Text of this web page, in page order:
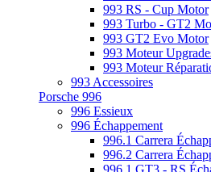
993 RS - Cup Motor
993 Turbo - GT2
993 GT2 Evo Motor
993 Moteur
993 Moteur
993 Accessoires
Porsche 996
996 Essieux
996 Échappement
996.1 Carrera
996.2 Carrera
996.1 GT3 - RS